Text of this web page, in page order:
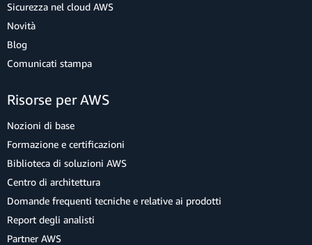
Sicurezza nel cloud AWS
Novità
Blog
Comunicati stampa
Risorse per AWS
Nozioni di base
Formazione e certificazioni
Biblioteca di soluzioni AWS
Centro di architettura
Domande frequenti tecniche e relative ai prodotti
Report degli analisti
Partner AWS